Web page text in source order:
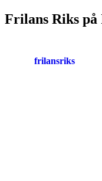
Frilans Riks på
frilansriks